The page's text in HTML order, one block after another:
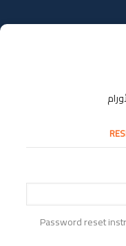
Password reset